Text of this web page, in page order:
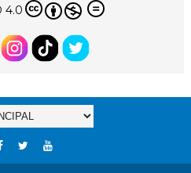
4.0